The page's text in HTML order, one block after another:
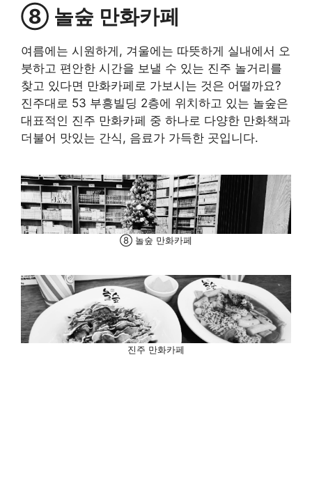
⑧ 놀숲 만화카페
여름에는 시원하게, 겨울에는 따뜻하게 실내에서 오
붓하고 편안한 시간을 보낼 수 있는 진주 놀거리를
찾고 있다면 만화카페로 가보시는 것은 어떨까요?
진주대로 53 부흥빌딩 2층에 위치하고 있는 놀숲은
대표적인 진주 만화카페 중 하나로 다양한 만화책과
더불어 맛있는 간식, 음료가 가득한 곳입니다.
⑧ 놀숲 만화카페
진주 만화카페